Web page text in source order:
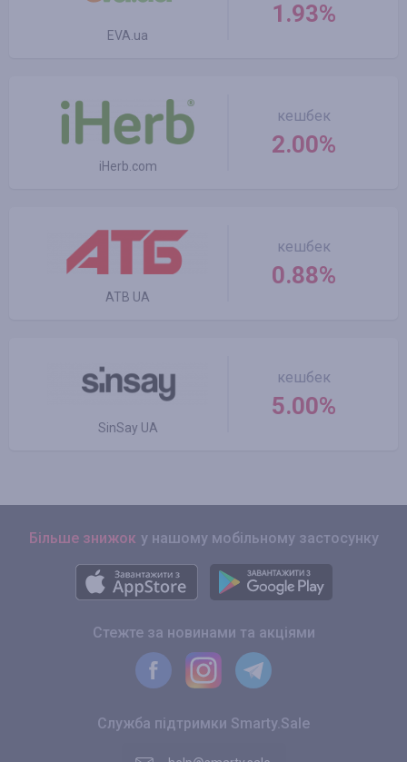
EVA.ua
1.93%
iHerb.com
кешбек
2.00%
ATB UA
кешбек
0.88%
SinSay UA
кешбек
5.00%
Більше знижок у нашому мобільному застосунку
Стежте за новинами та акціями
Служба підтримки Smarty.Sale